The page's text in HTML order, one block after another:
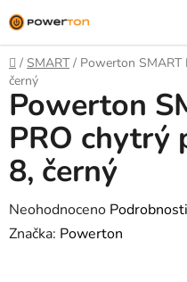
na
obsah
Domů
/ SMART / Powerton SMART
černý
Powerton
PRO chytrý
8, černý
Průměrné
hodnocení
Neohodnoceno
Značka: Powerton